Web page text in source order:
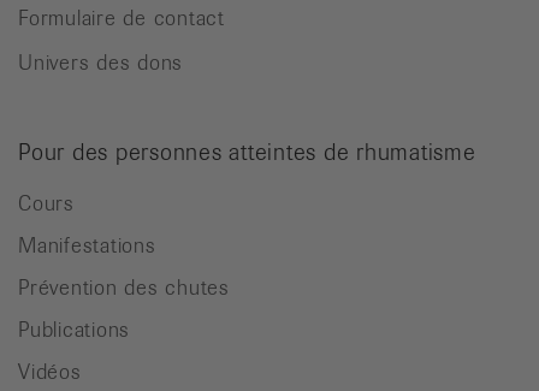
Formulaire de contact
Univers des dons
Pour des personnes atteintes de rhumatisme
Cours
Manifestations
Prévention des chutes
Publications
Vidéos